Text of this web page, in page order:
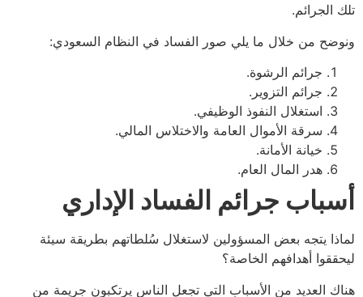
من خلال ما يلي صور الفساد في النظام السعودي:
جرائم الرشوة.
جرائم التزوير.
استغلال النفوذ الوظيفي.
سرقة الأموال العامة والاختلاس المالي.
خيانة الأمانة.
هدر المال العام.
جرائم الفساد الإداري
يتجه بعض المسؤولين لاستغلال سُلطاتهم بطريقة سيئة
أهدافهم الخاصة؟
العديد من الأسباب التي تجعل الناس يرتكبون جريمة من